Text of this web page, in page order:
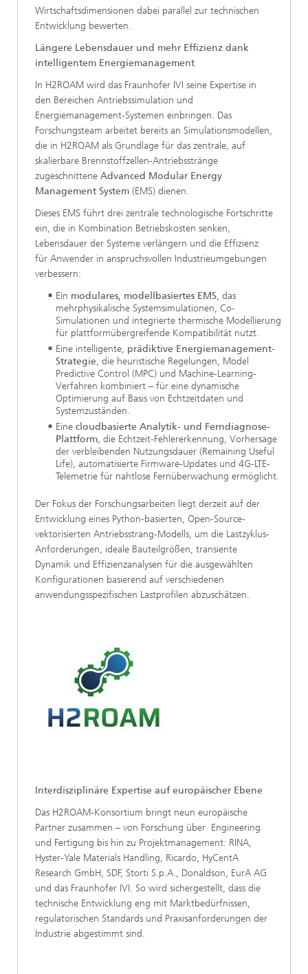
Wirtschaftsdimensionen dabei parallel zur technischen
Entwicklung bewerten.
Längere Lebensdauer und mehr Effizienz dank
intelligentem Energiemanagement
In H2ROAM wird das Fraunhofer IVI seine Expertise in
den Bereichen Antriebssimulation und
Energiemanagement-Systemen einbringen. Das
Forschungsteam arbeitet bereits an Simulationsmodellen,
die in H2ROAM als Grundlage für das zentrale, auf
skalierbare Brennstoffzellen-Antriebsstränge
zugeschnittene Advanced Modular Energy
Management System (EMS) dienen.
Dieses EMS führt drei zentrale technologische Fortschritte
ein, die in Kombination Betriebskosten senken,
Lebensdauer der Systeme verlängern und die Effizienz
für Anwender in anspruchsvollen Industrieumgebungen
verbessern:
Ein modulares, modellbasiertes EMS, das
mehrphysikalische Systemsimulationen, Co-
Simulationen und integrierte thermische Modellierung
für plattformübergreifende Kompatibilität nutzt.
Eine intelligente, prädiktive Energiemanagement-
Strategie, die heuristische Regelungen, Model
Predictive Control (MPC) und Machine-Learning-
Verfahren kombiniert – für eine dynamische
Optimierung auf Basis von Echtzeitdaten und
Systemzuständen.
Eine cloudbasierte Analytik- und Ferndiagnose-
Plattform, die Echtzeit-Fehlererkennung, Vorhersage
der verbleibenden Nutzungsdauer (Remaining Useful
Life), automatisierte Firmware-Updates und 4G-LTE-
Telemetrie für nahtlose Fernüberwachung ermöglicht.
Der Fokus der Forschungsarbeiten liegt derzeit auf der
Entwicklung eines Python-basierten, Open-Source-
vektorisierten Antriebsstrang-Modells, um die Lastzyklus-
Anforderungen, ideale Bauteilgrößen, transiente
Dynamik und Effizienzanalysen für die ausgewählten
Konfigurationen basierend auf verschiedenen
anwendungsspezifischen Lastprofilen abzuschätzen.
Interdisziplinäre Expertise auf europäischer Ebene
Das H2ROAM-Konsortium bringt neun europäische
Partner zusammen – von Forschung über Engineering
und Fertigung bis hin zu Projektmanagement: RINA,
Hyster-Yale Materials Handling, Ricardo, HyCentA
Research GmbH, SDF, Storti S.p.A., Donaldson, EurA AG
und das Fraunhofer IVI. So wird sichergestellt, dass die
technische Entwicklung eng mit Marktbedürfnissen,
regulatorischen Standards und Praxisanforderungen der
Industrie abgestimmt sind.